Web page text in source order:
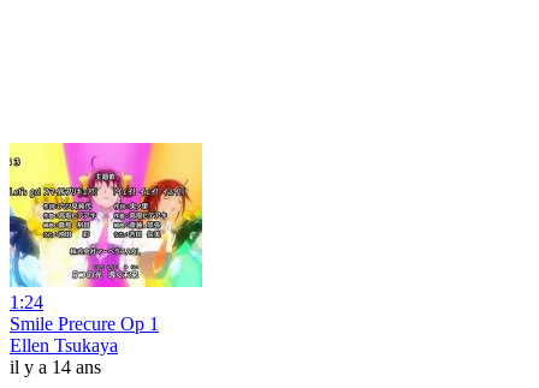
1:24
Smile Precure Op 1
Ellen Tsukaya
il y a 14 ans